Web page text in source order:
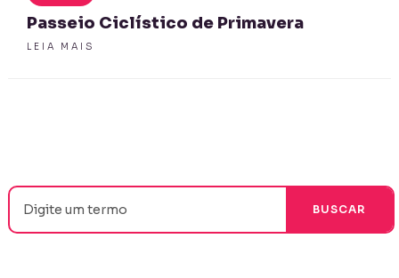
Passeio Ciclístico de Primavera
LEIA MAIS